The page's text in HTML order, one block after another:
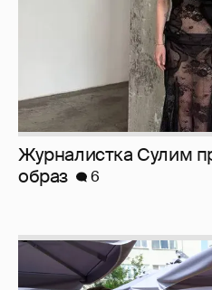
Журналистка Сулим
образ
6